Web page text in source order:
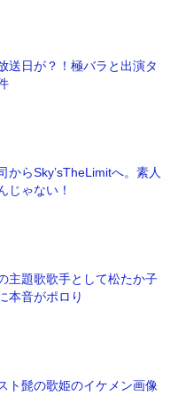
送日が？！極バラと出演タ
からSky’sTheLimitへ。素人
じゃない！
主題歌歌手として松たか子
本音がポロり
ト髭の歌姫のイケメン画像